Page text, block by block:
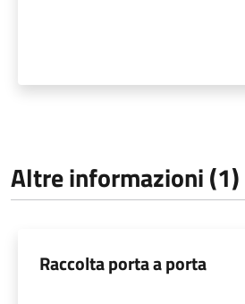
Altre informazioni (1)
Raccolta porta a porta